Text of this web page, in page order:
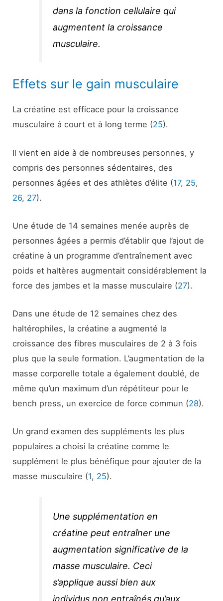
dans la fonction cellulaire qui
augmentent la croissance
musculaire.
Effets sur le gain musculaire
La créatine est efficace pour la croissance
musculaire à court et à long terme (25).
Il vient en aide à de nombreuses personnes, y
compris des personnes sédentaires, des
personnes âgées et des athlètes d’élite (17, 25,
26, 27).
Une étude de 14 semaines menée auprès de
personnes âgées a permis d’établir que l’ajout de
créatine à un programme d’entraînement avec
poids et haltères augmentait considérablement la
force des jambes et la masse musculaire (27).
Dans une étude de 12 semaines chez des
haltérophiles, la créatine a augmenté la
croissance des fibres musculaires de 2 à 3 fois
plus que la seule formation. L’augmentation de la
masse corporelle totale a également doublé, de
même qu’un maximum d’un répétiteur pour le
bench press, un exercice de force commun (28).
Un grand examen des suppléments les plus
populaires a choisi la créatine comme le
supplément le plus bénéfique pour ajouter de la
masse musculaire (1, 25).
Une supplémentation en
créatine peut entraîner une
augmentation significative de la
masse musculaire. Ceci
s’applique aussi bien aux
individus non entraînés qu’aux